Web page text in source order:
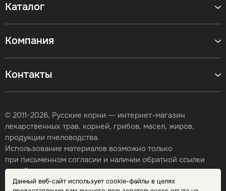
Данный веб-сайт использует cookie-файлы в целях
Контакты
Каталог
Компания
© 2011-2026, Русские корни — интернет-магазин
лекарственных трав, корней, грибов, масел, жиров,
продукции пчеловодства.
Использование материалов возможно только
при письменном согласии и наличии обратной ссылки
на сайт.